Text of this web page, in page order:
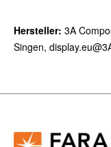
Hersteller: 3A
Singen,